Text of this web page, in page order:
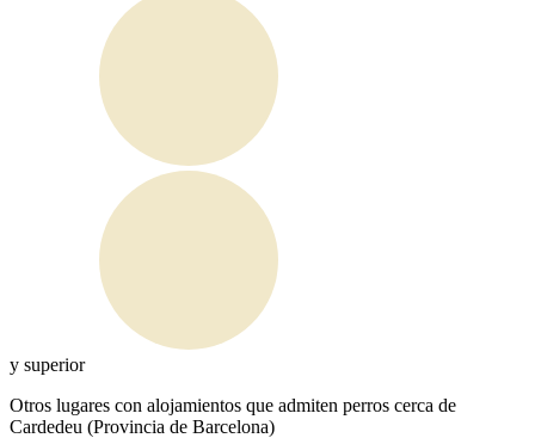
y superior
Otros lugares con alojamientos que admiten perros cerca de
Cardedeu (Provincia de Barcelona)